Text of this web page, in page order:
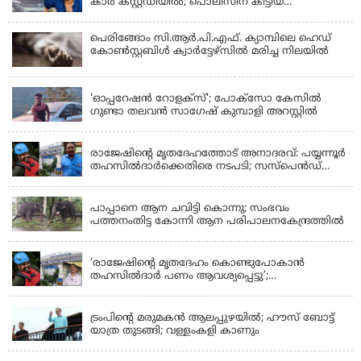
കാർ കസ്റ്റഡിയിൽ; പൊലീസിന് കിട്ടിയ
പെരിങ്ങോം സി.ആർ.പി.എഫ്. ക്യാമ്പിലെ ഹെഡ്
കോൺസ്റ്റബിൾ ക്വാർട്ടേഴ്സിൽ മരിച്ച നിലയിൽ
'ഓപ്പറേഷൻ റോളക്സ്'; പോക്സോ കേസിൽ
ഗുണ്ടാ തലവൻ സാഗേഷ് കുമ്പാളി അറസ്റ്റിൽ
രാജേഷിന്റെ മൃതദേഹത്തോട് അനാദരവ്: പയ്യന്നൂർ
തഹസിൽദാർക്കെതിരെ നടപടി; സസ്പെൻഡ്
പാപ്പാനെ ആന ചവിട്ടി കൊന്നു; സംഭവം
പത്തനംതിട്ട കോന്നി ആന പരിപാലനകേന്ദ്രത്തിൽ
‘രാജേഷിന്‍റെ മൃതദേഹം കൊണ്ടുപോകാന്‍
തഹസില്‍ദാര്‍ പണം ആവശ്യപ്പെട്ടു’;
ട്രംപിന്റെ മരുമകന്‍ ആലപ്പുഴയില്‍; ഹൗസ് ബോട്ട്
യാത്ര തുടങ്ങി; വള്ളംകളി കാണും